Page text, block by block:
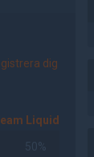
dig
Liquid
50%